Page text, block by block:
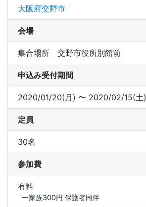
大阪府交野市
会場
集合場所 交野市役所別館前
申込み受付期間
2020/01/20(月) 〜 2020/02/15(土)
定員
30名
参加費
有料
一家族300円 保護者同伴